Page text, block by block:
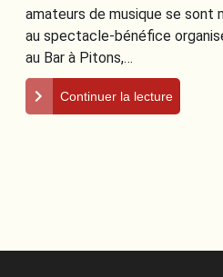
amateurs de musique se sont
au spectacle-bénéfice
au Bar à Pitons,…
Continuer la lecture